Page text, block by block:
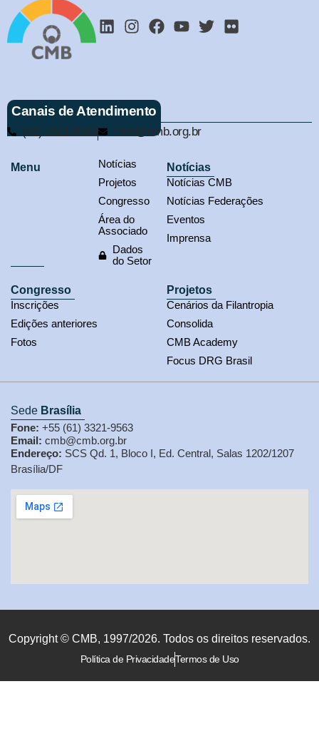
Canais de Atendimento
(61) 3321-9563 cmb@cmb.org.br
Menu
Notícias
Projetos
Congresso
Área do
Associado
Dados
do Setor
Notícias
Notícias CMB
Notícias Federações
Eventos
Imprensa
Congresso
Inscrições
Edições anteriores
Fotos
Projetos
Cenários da Filantropia
Consolida
CMB Academy
Focus DRG Brasil
Sede Brasília
Fone: +55 (61) 3321-9563
Email: cmb@cmb.org.br
Endereço: SCS Qd. 1, Bloco I, Ed. Central, Salas 1202/1207
Brasília/DF
Copyright © CMB, 1997/2026. Todos os direitos reservados.
Política de PrivacidadeTermos de Uso